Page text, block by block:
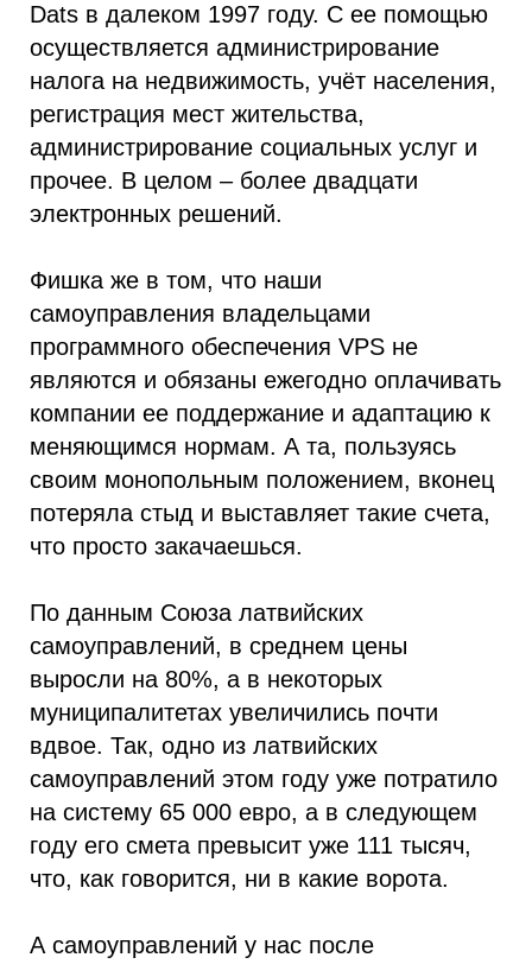
Dats в далеком 1997 году. С ее помощью
осуществляется администрирование
налога на недвижимость, учёт населения,
регистрация мест жительства,
администрирование социальных услуг и
прочее. В целом – более двадцати
электронных решений.
Фишка же в том, что наши
самоуправления владельцами
программного обеспечения VPS не
являются и обязаны ежегодно оплачивать
компании ее поддержание и адаптацию к
меняющимся нормам. А та, пользуясь
своим монопольным положением, вконец
потеряла стыд и выставляет такие счета,
что просто закачаешься.
По данным Союза латвийских
самоуправлений, в среднем цены
выросли на 80%, а в некоторых
муниципалитетах увеличились почти
вдвое. Так, одно из латвийских
самоуправлений этом году уже потратило
на систему 65 000 евро, а в следующем
году его смета превысит уже 111 тысяч,
что, как говорится, ни в какие ворота.
А самоуправлений у нас после